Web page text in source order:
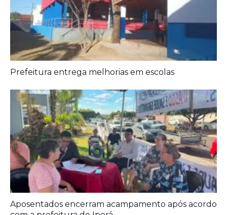
Aposentados encerram acampamento após acordo
com a prefeitura de Iporá
Deixe seu Comentário:
Comments are closed.